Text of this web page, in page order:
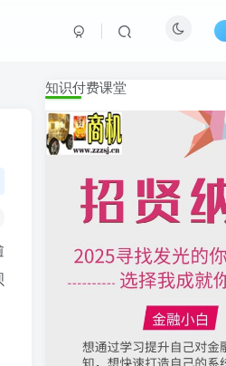
知识付费课堂